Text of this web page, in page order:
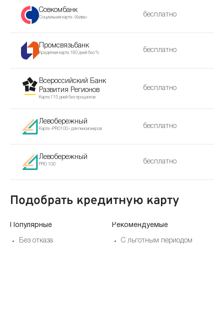
Совкомбанк
Социальная карта «Халва» бесплатно
Промсвязьбанк
Кредитная карта 180 дней без % бесплатно
Всероссийский Банк
Развития Регионов
Карта 115 дней без процентов
бесплатно
Левобережный
Карта «PRO100» для пенсионеров бесплатно
Левобережный
PRO 100 бесплатно
Подобрать кредитную карту
Популярные
Без отказа
Рекомендуемые
С льготным периодом